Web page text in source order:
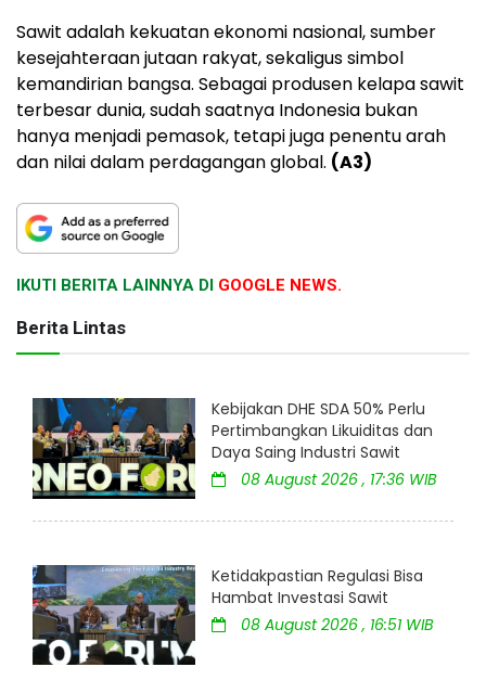
Sawit adalah kekuatan ekonomi nasional, sumber
kesejahteraan jutaan rakyat, sekaligus simbol
kemandirian bangsa. Sebagai produsen kelapa sawit
terbesar dunia, sudah saatnya Indonesia bukan
hanya menjadi pemasok, tetapi juga penentu arah
dan nilai dalam perdagangan global. (A3)
IKUTI BERITA LAINNYA DI GOOGLE NEWS.
Berita Lintas
Kebijakan DHE SDA 50% Perlu
Pertimbangkan Likuiditas dan
Daya Saing Industri Sawit
08 August 2026 , 17:36 WIB
Ketidakpastian Regulasi Bisa
Hambat Investasi Sawit
08 August 2026 , 16:51 WIB